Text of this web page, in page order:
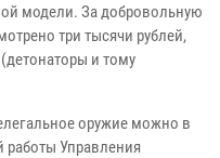
модели. За добровольную
три тысячи рублей,
и тому
оружие можно в
работы Управления